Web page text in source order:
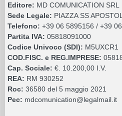
Editore: MD COMUNICATION SRL
Sede Legale: PIAZZA SS
Telefono: +39 06 5895156 / +39
Partita IVA: 05818091000
Codice Univoco (SDI): M5UXCR1
COD.FISC. e REG.IMPRESE:
Cap. Sociale: €. 10.200,00 I.V.
REA: RM 930252
Roc: 36580 del 5 maggio 2021
Pec: mdcomunication@legalmail.it